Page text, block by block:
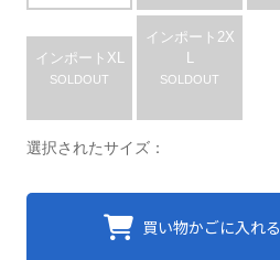
インポートXL
SOLDOUT
インポート2X
L
SOLDOUT
選択されたサイズ：
買い物かごに入れる